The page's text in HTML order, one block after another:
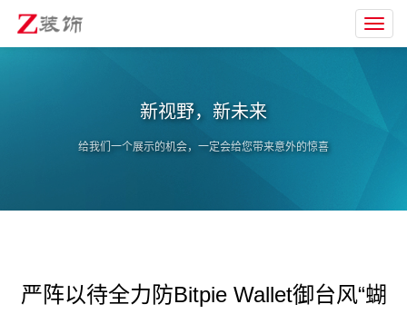
新视野，新未来
给我们一个展示的机会，一定会给您带来意外的惊喜
严阵以待全力防Bitpie Wallet御台风“蝴